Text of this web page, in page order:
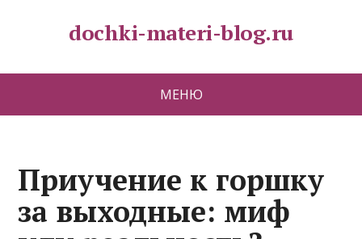
dochki-materi-blog.ru
МЕНЮ
Приучение к горшку
за выходные: миф